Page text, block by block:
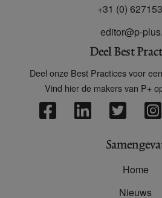
+31 (0)
editor@p-
Deel Best
Deel onze Best Practices voor
Vind hier de makers van P+
Home
Nieuws